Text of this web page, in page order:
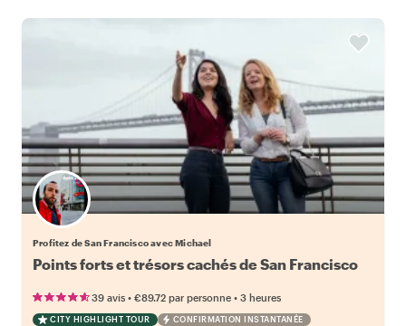
Profitez de San Francisco avec Michael
Points forts et trésors cachés de San Francisco
39 avis • €89.72 par personne • 3 heures
CITY HIGHLIGHT TOUR CONFIRMATION INSTANTANÉE